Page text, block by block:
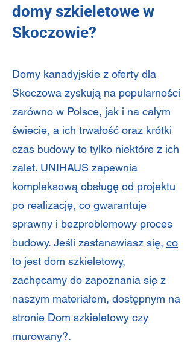
domy szkieletowe w
Skoczowie?
Domy kanadyjskie z oferty dla
Skoczowa zyskują na popularności
zarówno w Polsce, jak i na całym
świecie, a ich trwałość oraz krótki
czas budowy to tylko niektóre z ich
zalet. UNIHAUS zapewnia
kompleksową obsługę od projektu
po realizację, co gwarantuje
sprawny i bezproblemowy proces
budowy. Jeśli zastanawiasz się, co
to jest dom szkieletowy,
zachęcamy do zapoznania się z
naszym materiałem, dostępnym na
stronie Dom szkieletowy czy
murowany?.